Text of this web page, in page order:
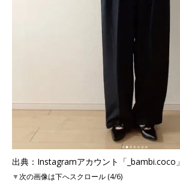
出典：Instagramアカウント「_bambi.coco」
▼次の画像は下へスクロール (4/6)